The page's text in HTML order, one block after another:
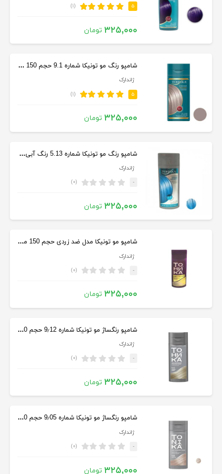
۵ (۱)
۳۲۵,۰۰۰ تومان
شامپو رنگ مو تونیکا شماره 9.1 حجم 150 میل رنگ بلوند پلاتینه
ژاندارک
۵ (۱)
۳۲۵,۰۰۰ تومان
شامپو رنگ مو تونیکا شماره 5.13 رنگ آبی اقیانوسی حجم 150 میلی لیتر
ژاندارک
- (۰)
۳۲۵,۰۰۰ تومان
شامپو مو تونیکا مدل ضد زردی حجم 150 میلی لیتر
ژاندارک
- (۰)
۳۲۵,۰۰۰ تومان
شامپو رنگساژ مو تونیکا شماره 9٫12 حجم 150 میلی لیتر رنگ بلوند
ژاندارک
- (۰)
۳۲۵,۰۰۰ تومان
شامپو رنگساژ مو تونیکا شماره 9٫05 حجم 150 میل رنگ صورتی مرواریدی
ژاندارک
- (۰)
۳۲۵,۰۰۰ تومان